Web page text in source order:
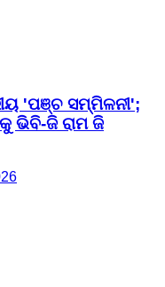
'ପଞ୍ଚ ସମ୍ମିଳନୀ';
ଭିବି-ଜି ରାମ ଜି